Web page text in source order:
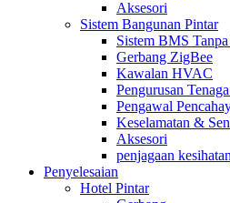
Aksesori
Sistem Bangunan Pintar
Sistem BMS
Gerbang ZigBee
Kawalan HVAC
Pengurusan
Pengawal
Keselamatan &
Aksesori
penjagaan kesihatan
Penyelesaian
Hotel Pintar